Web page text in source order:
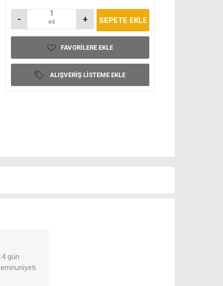
- ad +
FAVORILERE EKLE
ALIŞVERIŞ LISTEME EKLE
gün